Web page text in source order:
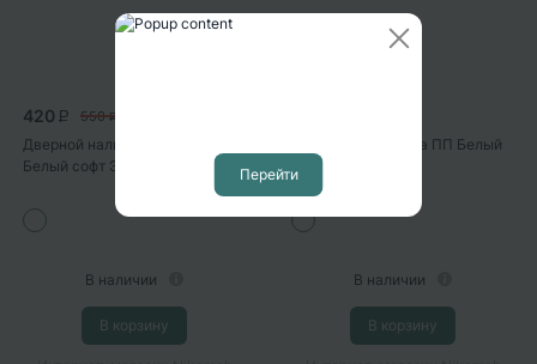
420 P 550 P
Дверной наличник ДН 06
Белый софт ЭКШ телескоп
В наличии
В корзину
Притворная планка ПП Белый
софт ЭКШ 10*34
В наличии
В корзину
Перейти